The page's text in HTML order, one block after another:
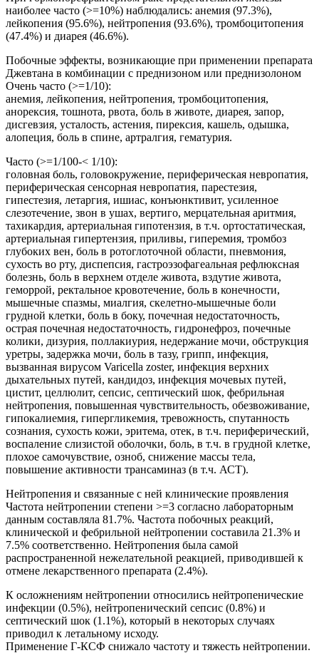
наиболее часто (>=10%) наблюдались: анемия (97.3%),
лейкопения (95.6%), нейтропения (93.6%), тромбоцитопения
(47.4%) и диарея (46.6%).
Побочные эффекты, возникающие при применении препарата
Джевтана в комбинации с преднизоном или преднизолоном
Очень часто (>=1/10):
анемия, лейкопения, нейтропения, тромбоцитопения,
анорексия, тошнота, рвота, боль в животе, диарея, запор,
дисгевзия, усталость, астения, пирексия, кашель, одышка,
алопеция, боль в спине, артралгия, гематурия.
Часто (>=1/100-< 1/10):
головная боль, головокружение, периферическая невропатия,
периферическая сенсорная невропатия, парестезия,
гипестезия, летаргия, ишиас, конъюнктивит, усиленное
слезотечение, звон в ушах, вертиго, мерцательная аритмия,
тахикардия, артериальная гипотензия, в т.ч. ортостатическая,
артериальная гипертензия, приливы, гиперемия, тромбоз
глубоких вен, боль в ротоглоточной области, пневмония,
сухость во рту, диспепсия, гастроэзофагеальная рефлюксная
болезнь, боль в верхнем отделе живота, вздутие живота,
геморрой, ректальное кровотечение, боль в конечности,
мышечные спазмы, миалгия, скелетно-мышечные боли
грудной клетки, боль в боку, почечная недостаточность,
острая почечная недостаточность, гидронефроз, почечные
колики, дизурия, поллакиурия, недержание мочи, обструкция
уретры, задержка мочи, боль в тазу, грипп, инфекция,
вызванная вирусом Varicella zoster, инфекция верхних
дыхательных путей, кандидоз, инфекция мочевых путей,
цистит, целлюлит, сепсис, септический шок, фебрильная
нейтропения, повышенная чувствительность, обезвоживание,
гипокалиемия, гипергликемия, тревожность, спутанность
сознания, сухость кожи, эритема, отек, в т.ч. периферический,
воспаление слизистой оболочки, боль, в т.ч. в грудной клетке,
плохое самочувствие, озноб, снижение массы тела,
повышение активности трансаминаз (в т.ч. АСТ).
Нейтропения и связанные с ней клинические проявления
Частота нейтропении степени >=3 согласно лабораторным
данным составляла 81.7%. Частота побочных реакций,
клинической и фебрильной нейтропении составила 21.3% и
7.5% соответственно. Нейтропения была самой
распространенной нежелательной реакцией, приводившей к
отмене лекарственного препарата (2.4%).
К осложнениям нейтропении относились нейтропенические
инфекции (0.5%), нейтропенический сепсис (0.8%) и
септический шок (1.1%), который в некоторых случаях
приводил к летальному исходу.
Применение Г-КСФ снижало частоту и тяжесть нейтропении.